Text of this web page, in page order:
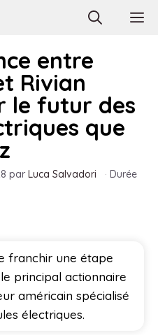
entre
Rivian
le futur des
que
par Luca Salvadori · Durée
franchir une étape
principal actionnaire
américain spécialisé
électriques.